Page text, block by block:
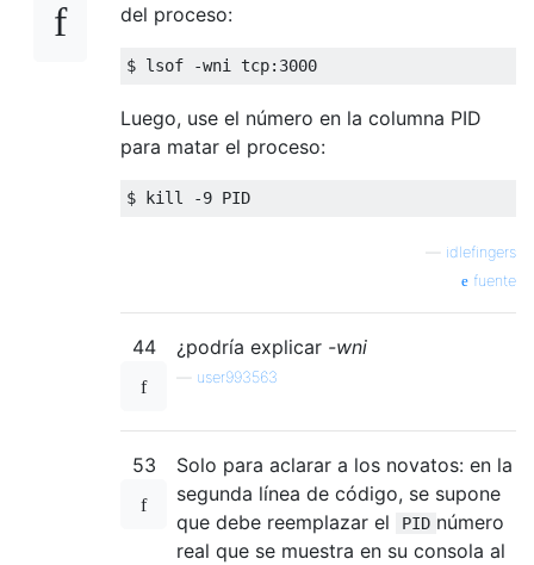
del proceso:
$ lsof -wni tcp: 3000
Luego, use el número en la columna PID
para matar el proceso:
$ kill -9 PID
idlefingers
fuente
44 ¿podría explicar -wni
user993563
53
Solo para aclarar a los novatos: en la
segunda línea de código, se supone
que debe reemplazar el
PID número
real que se muestra en su consola al